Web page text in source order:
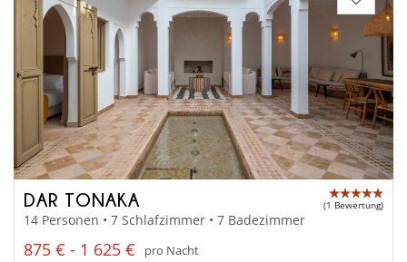
DAR TONAKA (1 Bewertung)
14 Personen • 7 Schlafzimmer • 7 Badezimmer
875 € - 1 625 €
pro Nacht